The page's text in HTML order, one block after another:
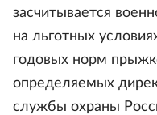
засчитывается
на льготных
годовых норм
определяемых
службы охраны